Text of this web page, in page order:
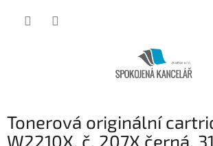
Tonerová originální
W2210X, č. 207X černá,